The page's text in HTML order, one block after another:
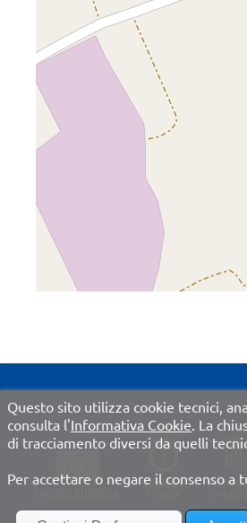
Questo sito utilizza cookie tecnici,
consulta l'Informativa Cookie. La
di tracciamento diversi da quelli
Per accettare o negare il consenso